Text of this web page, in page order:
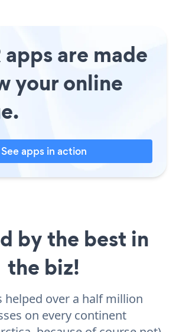
apps are made
your online
See apps in action
by the best in
the biz!
helped over a half million
on every continent